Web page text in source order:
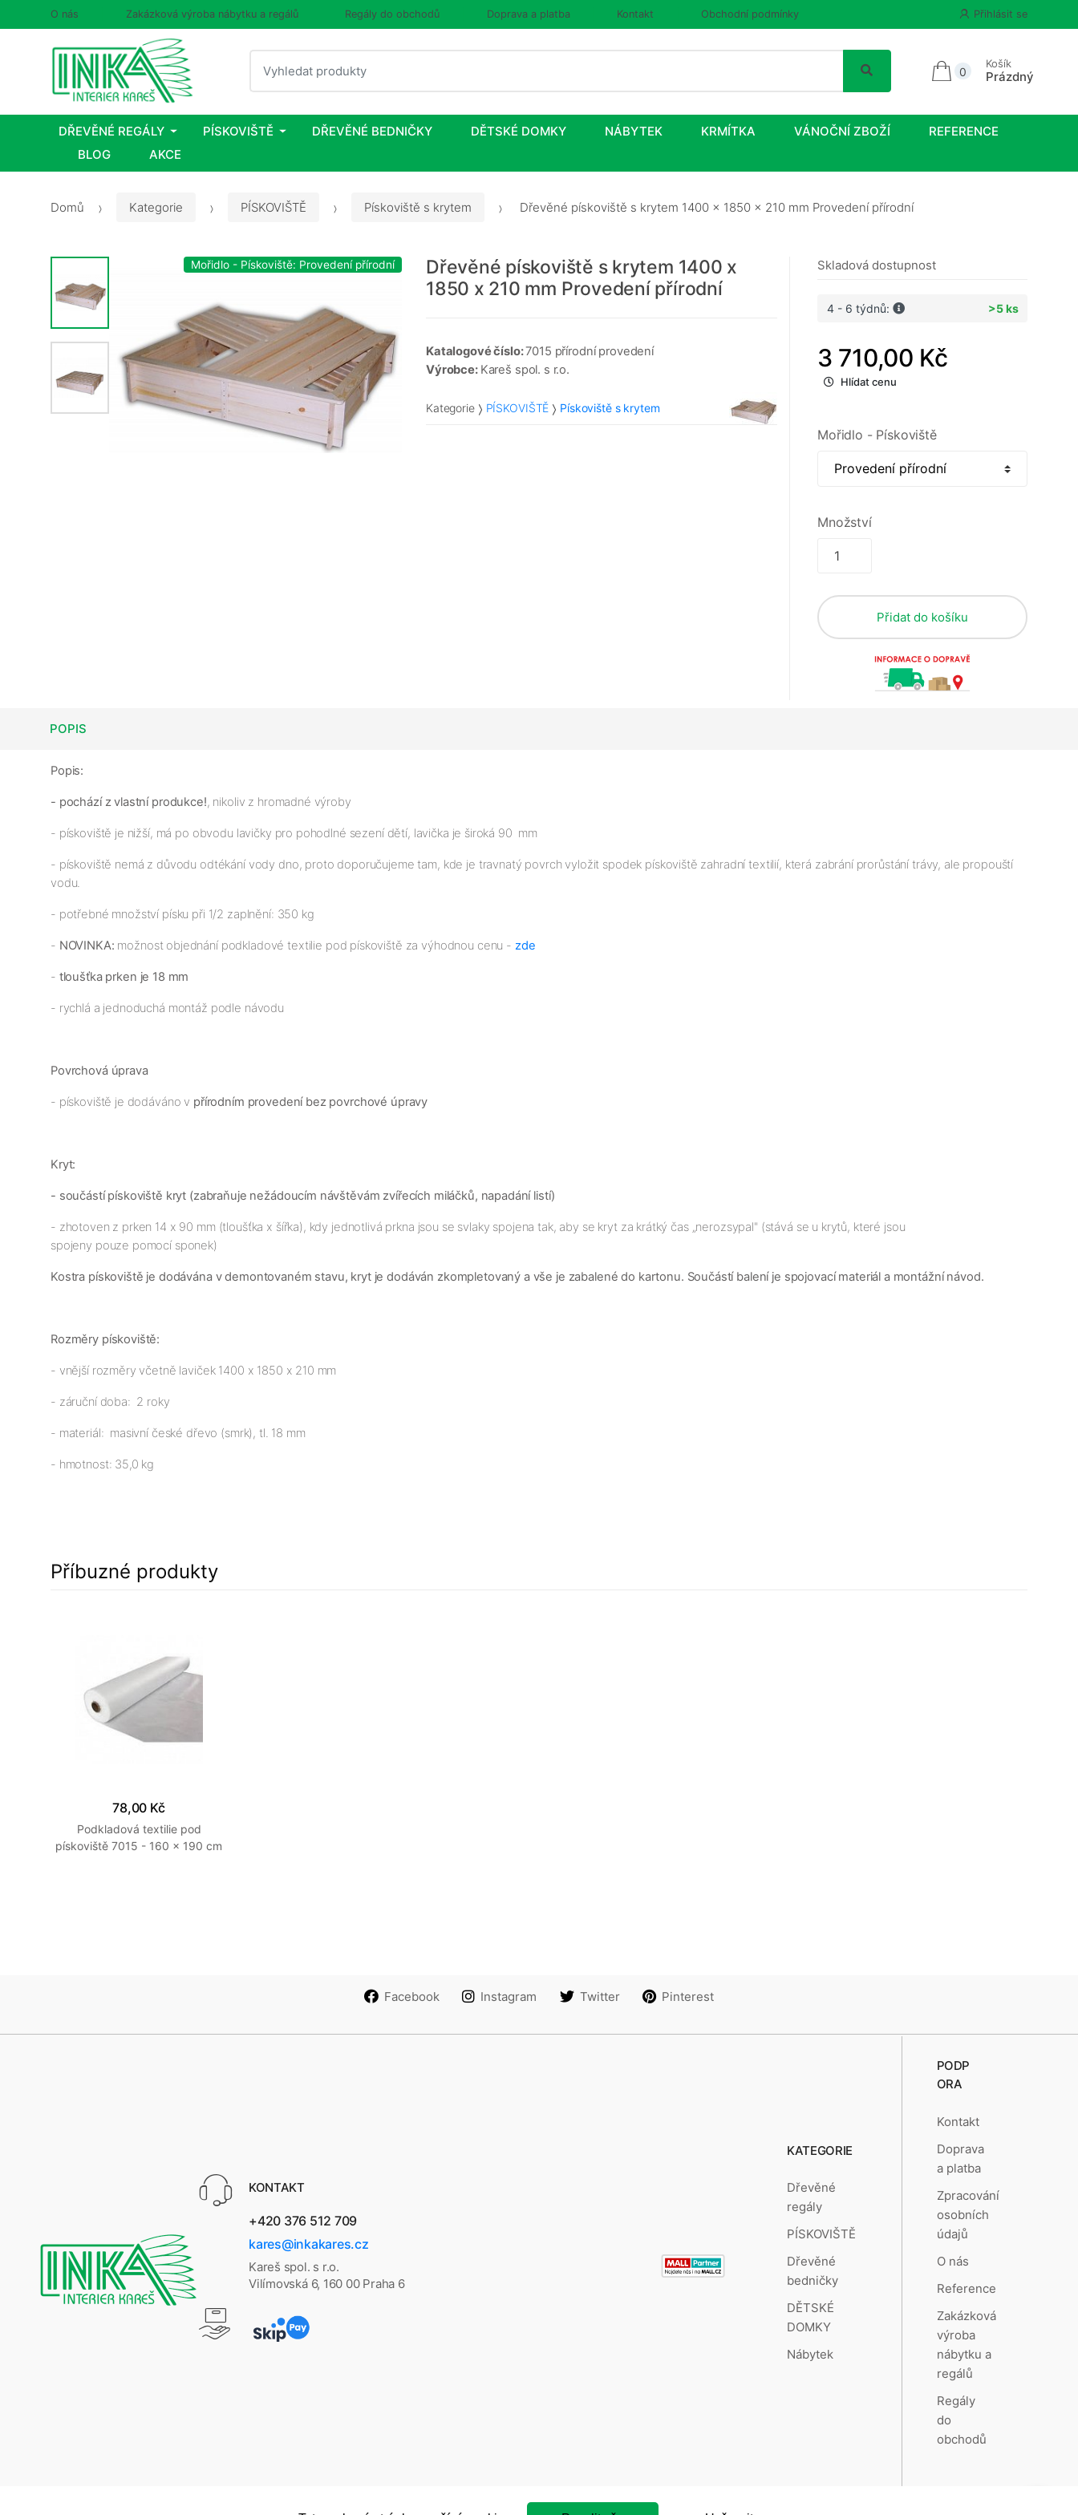
O nás Zakázková výroba nábytku a regálů Regály do obchodů Doprava a platba Kontakt Obchodní podmínky Přihlásit se
Vyhledat
0
Košík
Prázdný
DŘEVĚNÉ REGÁLY PÍSKOVIŠTĚ DŘEVĚNÉ BEDNIČKY DĚTSKÉ DOMKY NÁBYTEK KRMÍTKA VÁNOČNÍ ZBOŽÍ
REFERENCE
BLOG
AKCE
Domů Kategorie PÍSKOVIŠTĚ Pískoviště s krytem Dřevěné pískoviště s krytem 1400 x 1850 x 210 mm Provedení přírodní
Mořidlo - Pískoviště: Provedení přírodní
Dřevěné pískoviště s krytem 1400 x
1850 x 210 mm Provedení přírodní
Katalogové číslo:7015 přírodní provedení
Výrobce: Kareš spol. s r.o.
Kategorie PÍSKOVIŠTĚ Pískoviště s krytem
Skladová dostupnost
4 - 6 týdnů: >5 ks
3 710,00 Kč
Hlídat cenu
Mořidlo - Pískoviště
Množství
Přidat do košíku
POPIS
Popis:
- pochází z vlastní produkce!, nikoliv z hromadné výroby
- pískoviště je nižší, má po obvodu lavičky pro pohodlné sezení dětí, lavička je široká 90 mm
- pískoviště nemá z důvodu odtékání vody dno, proto doporučujeme tam, kde je travnatý povrch vyložit spodek pískoviště zahradní textilií, která zabrání prorůstání trávy, ale propouští
vodu.
- potřebné množství písku při 1/2 zaplnění: 350 kg
- NOVINKA: možnost objednání podkladové textilie pod pískoviště za výhodnou cenu - zde
- tloušťka prken je 18 mm
- rychlá a jednoduchá montáž podle návodu
Povrchová úprava
- pískoviště je dodáváno v přírodním provedení bez povrchové úpravy
Kryt:
- součástí pískoviště kryt (zabraňuje nežádoucím návštěvám zvířecích miláčků, napadání listí)
- zhotoven z prken 14 x 90 mm (tloušťka x šířka), kdy jednotlivá prkna jsou se svlaky spojena tak, aby se kryt za krátký čas „nerozsypal" (stává se u krytů, které jsou
spojeny pouze pomocí sponek)
Kostra pískoviště je dodávána v demontovaném stavu, kryt je dodáván zkompletovaný a vše je zabalené do kartonu. Součástí balení je spojovací materiál a montážní návod.
Rozměry pískoviště:
- vnější rozměry včetně laviček 1400 x 1850 x 210 mm
- záruční doba: 2 roky
- materiál: masivní české dřevo (smrk), tl. 18 mm
- hmotnost: 35,0 kg
Příbuzné produkty
78,00 Kč
Podkladová textilie pod
pískoviště 7015 - 160 x 190 cm
Facebook Instagram Twitter Pinterest
KONTAKT
+420 376 512 709
kares@inkakares.cz
Kareš spol. s r.o.
Vilímovská 6, 160 00 Praha 6
KATEGORIE
Dřevěné
regály
PÍSKOVIŠTĚ
Dřevěné
bedničky
DĚTSKÉ
DOMKY
Nábytek
PODP
ORA
Kontakt
Doprava
a platba
Zpracování
osobních
údajů
O nás
Reference
Zakázková
výroba
nábytku a
regálů
Regály
do
obchodů